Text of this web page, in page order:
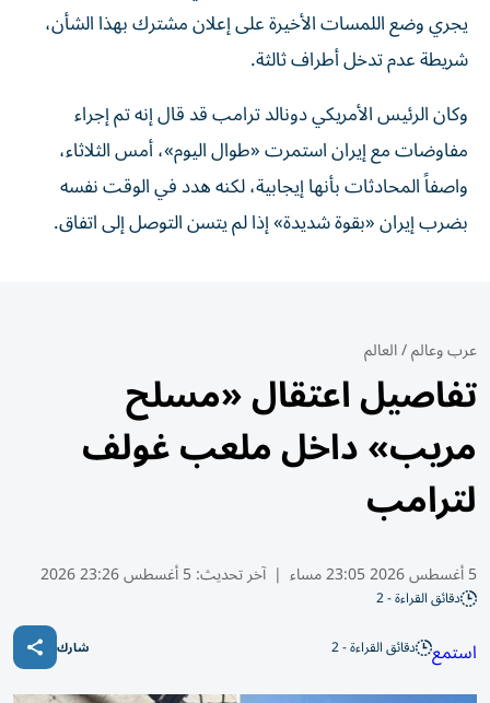
يجري وضع اللمسات الأخيرة على إعلان مشترك بهذا ‌الشأن،
شريطة عدم تدخل أطراف ثالثة.
وكان الرئيس الأمريكي دونالد ترامب قد قال إنه تم إجراء
مفاوضات مع إيران استمرت «طوال اليوم»، أمس الثلاثاء،
‌واصفاً المحادثات بأنها إيجابية، لكنه هدد في الوقت نفسه
بضرب إيران «بقوة شديدة» ⁠إذا لم يتسن التوصل إلى اتفاق.
عرب وعالم/العالم
تفاصيل اعتقال «مسلح
مريب» داخل ملعب غولف
لترامب
5 أغسطس 2026 23:05 مساء | آخر تحديث:5 أغسطس 23:26 2026
دقائق القراءة - 2
استمع دقائق القراءة - 2 شارك